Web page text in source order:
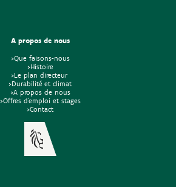
A propos de nous
>Que faisons-nous
>Histoire
>Le plan directeur
>Durabilité et climat
>A propos de nous
>Offres d'emploi et stages
>Contact